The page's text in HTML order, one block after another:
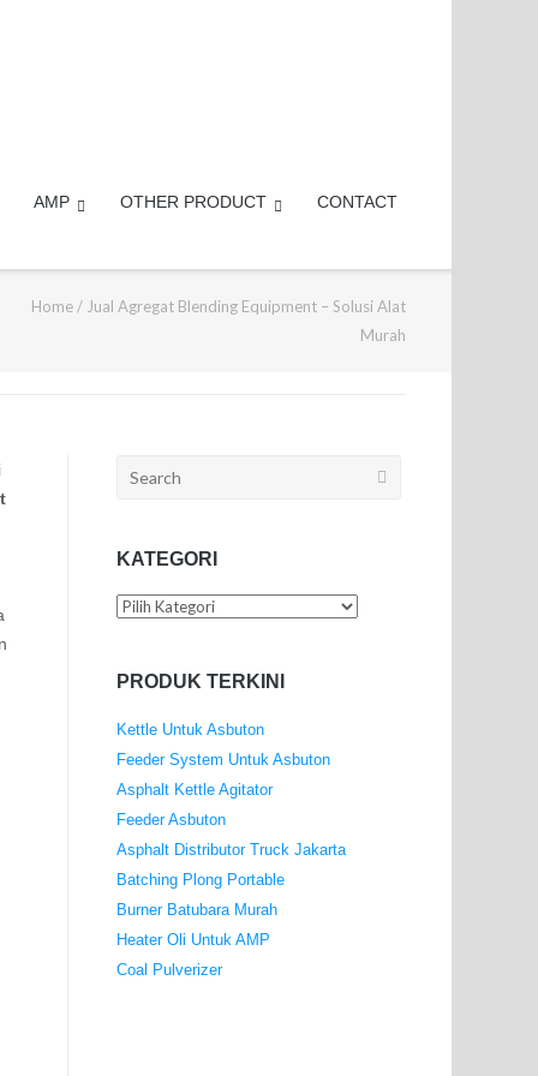
AMP OTHER PRODUCT CONTACT
Home / Jual Agregat Blending Equipment – Solusi Alat
Murah
Search
KATEGORI
Kategori
PRODUK TERKINI
Kettle Untuk Asbuton
Feeder System Untuk Asbuton
Asphalt Kettle Agitator
Feeder Asbuton
Asphalt Distributor Truck Jakarta
Batching Plong Portable
Burner Batubara Murah
Heater Oli Untuk AMP
Coal Pulverizer